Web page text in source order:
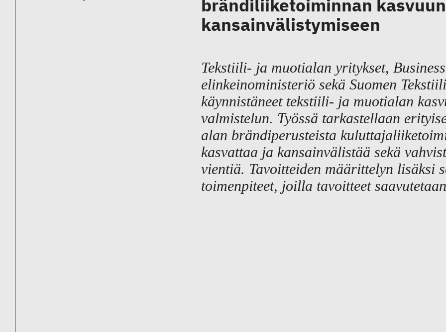
brändiliiketoiminnan
kansainvälistymiseen
Tekstiili- ja muotialan yritykset,
elinkeinoministeriö sekä Suomen
käynnistäneet tekstiili- ja muotialan
valmistelun. Työssä tarkastellaan
alan brändiperusteista
kasvattaa ja kansainvälistää sekä
vientiä. Tavoitteiden määrittelyn lisäksi
toimenpiteet, joilla tavoitteet